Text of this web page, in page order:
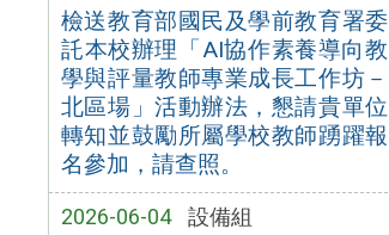
檢送教育部國民及學前教育署委
託本校辦理「AI協作素養導向教
學與評量教師專業成長工作坊－
北區場」活動辦法，懇請貴單位
轉知並鼓勵所屬學校教師踴躍報
名參加，請查照。
2026-06-04 設備組